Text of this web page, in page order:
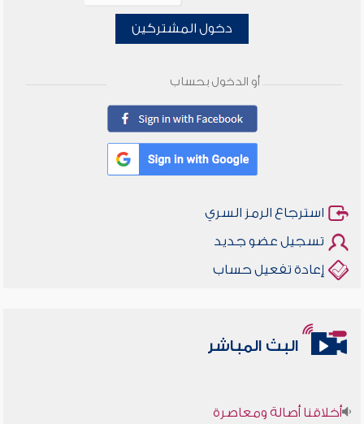
دخول المشتركين
أو الدخول بحساب
استرجاع الرمز السري
تسجيل عضو جديد
إعادة تفعيل حساب
البث المباشر
أخلاقنا أصالة ومعاصرة